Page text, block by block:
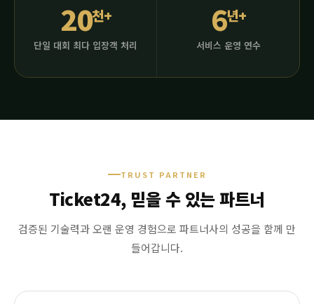
20천+
단일 대회 최다 입장객 처리
6년+
서비스 운영 연수
TRUST PARTNER
Ticket24, 믿을 수 있는 파트너
검증된 기술력과 오랜 운영 경험으로 파트너사의 성공을 함께 만
들어갑니다.